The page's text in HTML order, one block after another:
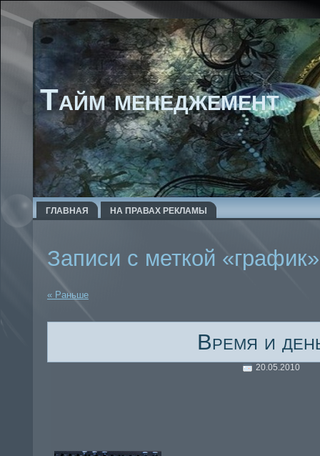
Тайм менеджемент
ГЛАВНАЯ НА ПРАВАХ РЕКЛАМЫ
Записи с меткой «график»
« Раньше
Время и
20.05.2010